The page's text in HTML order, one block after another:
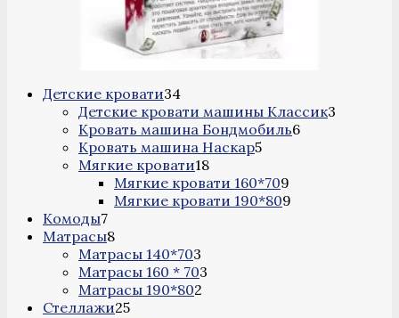
Детские кровати3434
товара
Детские кровати машины Классик3
Кровать машина Бондмобиль66
Кровать машина Наскар55
Мягкие кровати1818
товаров
Мягкие кровати 160*709
товаров
Мягкие кровати 190*809
Комоды77
товаров
Матрасы88
товаров
Матрасы 140*703
товара
Матрасы 160 * 703
Матрасы 190*802
Стеллажи2525